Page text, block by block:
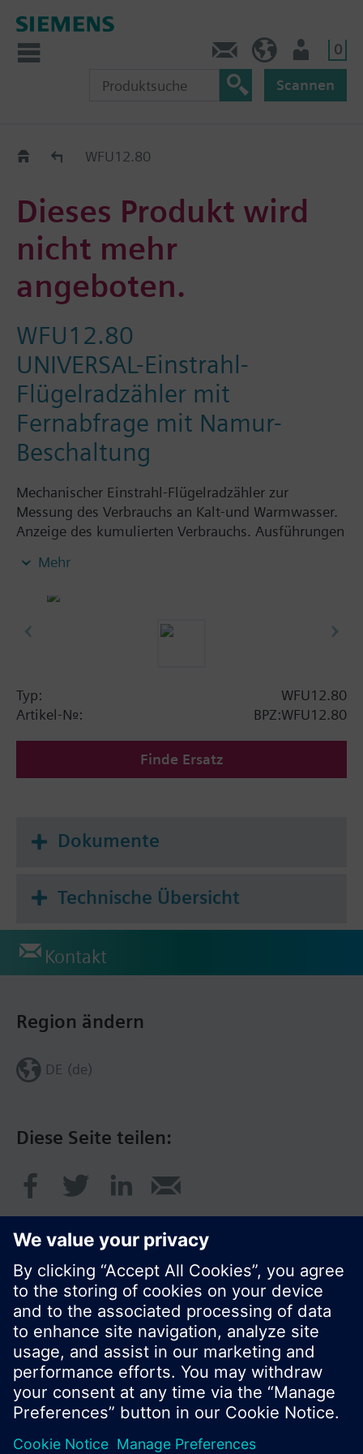
0
Scannen
Old2NewWFU12.80
Dieses Produkt wird
nicht mehr
angeboten.
WFU12.80
UNIVERSAL-Einstrahl-
Flügelradzähler mit
Fernabfrage mit Namur-
Beschaltung
Mechanischer Einstrahl-Flügelradzähler zur
Messung des Verbrauchs an Kalt-und Warmwasser.
Anzeige des kumulierten Verbrauchs. Ausführungen
Messing vernickelt, Trockenläufer mit
Armatur vertikal montiert = Klasse B
Nenndurchfluss von 2,5 m³ /h erhältlich. Kaltwasser
WFK... und Warmwasser WFW...
Mehr
Typ:
WFU12.80
Artikel-Nr.:
BPZ:WFU12.80
Finde Ersatz
Dokumente
Technische Übersicht
Kontakt
Diese Seite teilen:
Region ändern
DE (de)
© Siemens Schweiz AG 2020
Preise: unverbindliche Preisempfehlung ohne
MWSt in EUR